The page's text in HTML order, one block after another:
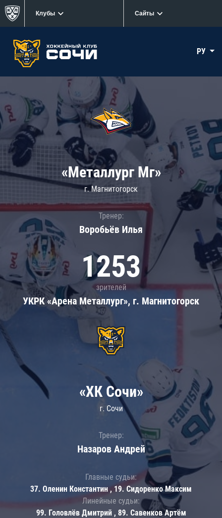
Клубы Сайты
РУ
«Металлург Мг»
г. Магнитогорск
Тренер:
Воробьёв Илья
1253
зрителей
УКРК «Арена Металлург», г. Магнитогорск
«ХК Сочи»
г. Сочи
Тренер:
Назаров Андрей
Главные судьи:
37. Оленин Константин , 19. Сидоренко Максим
Линейные судьи:
99. Головлёв Дмитрий , 89. Савенков Артём